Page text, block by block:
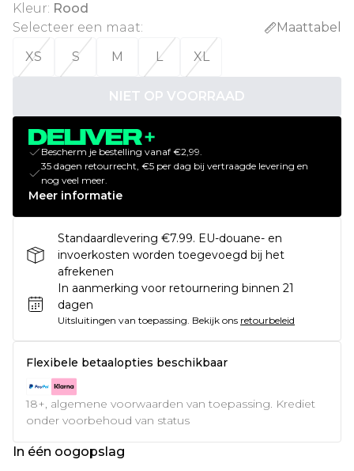
Kleur: Rood
Selecteer een maat:
Maattabel
XS
S M L XL
NIET OP VOORRAAD
Bescherm je bestelling vanaf €2,99.
35 dagen retourrecht, €5 per dag bij vertraagde levering en
nog veel meer.
Meer informatie
Standaardlevering €7.99. EU-douane- en
invoerkosten worden toegevoegd bij het
afrekenen
In aanmerking voor retournering binnen 21
dagen
Uitsluitingen van toepassing. Bekijk ons retourbeleid
Flexibele betaalopties beschikbaar
18+, algemene voorwaarden van toepassing. Krediet
onder voorbehoud van status
In één oogopslag